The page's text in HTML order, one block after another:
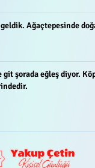
Ağaçtepesinde
şorada eğleş diyor.